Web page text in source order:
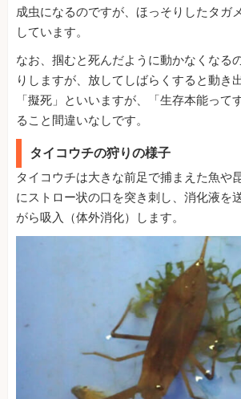
成虫になるのですが、ほっそりしたタガ
しています。
なお、掴むと死んだように動かなくなる
りしますが、放してしばらくすると動き
「擬死」といいますが、「生存本能って
ること間違いなしです。
タイコウチの狩りの様子
タイコウチは大きな前足で捕まえた魚や
にストロー状の口を突き刺し、消化液を
がら吸入（体外消化）します。